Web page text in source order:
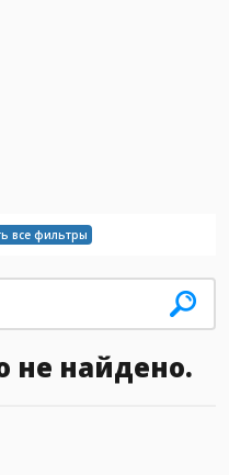
все фильтры
не найдено.